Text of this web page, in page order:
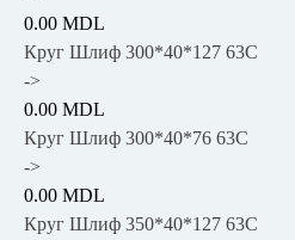
0.00 MDL
Круг Шлиф 300*40*127 63С
->
0.00 MDL
Круг Шлиф 300*40*76 63С
->
0.00 MDL
Круг Шлиф 350*40*127 63С